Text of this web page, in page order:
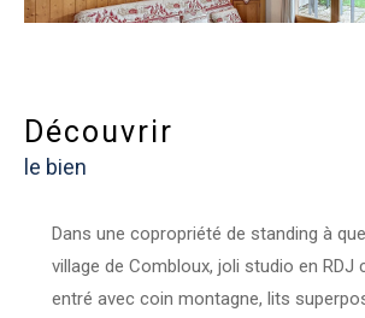
découvrir
le bien
Dans une copropriété de standing à
village de Combloux, joli studio en RDJ
entré avec coin montagne, lits